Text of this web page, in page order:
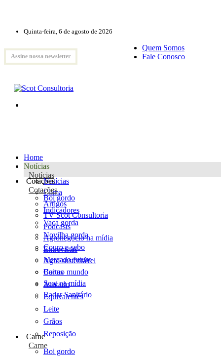
Quinta-feira, 6 de agosto de 2026
Assine nossa newsletter
Quem Somos
Fale Conosco
Home
Notícias
Notícias
Notícias
Clima
Artigos
TV Scot Consultoria
Podcasts
Agronegócio na mídia
Entrevistas
Agro sustentável
Cartas
Scot na mídia
Radar Sanitário
Cotações
Cotações
Boi gordo
Indicadores
Vaca gorda
Novilha gorda
Couro e sebo
Mercado futuro
Boi no mundo
Atacado
Equivalentes
Leite
Grãos
Reposição
Carne
Carne
Boi gordo